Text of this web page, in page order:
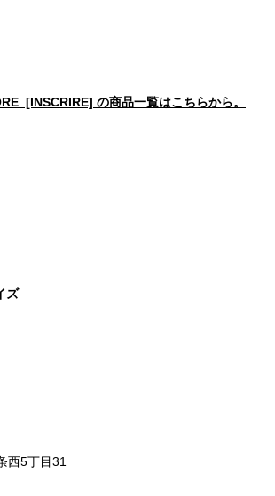
[INSCRIRE] の商品一覧はこちらから。
ズ
西5丁目31